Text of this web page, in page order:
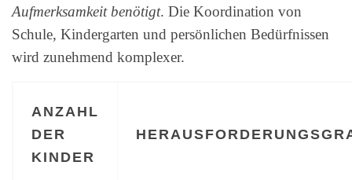
Aufmerksamkeit benötigt. Die Koordination von
Schule, Kindergarten und persönlichen Bedürfnissen
wird zunehmend komplexer.
ANZAHL
DER
KINDER